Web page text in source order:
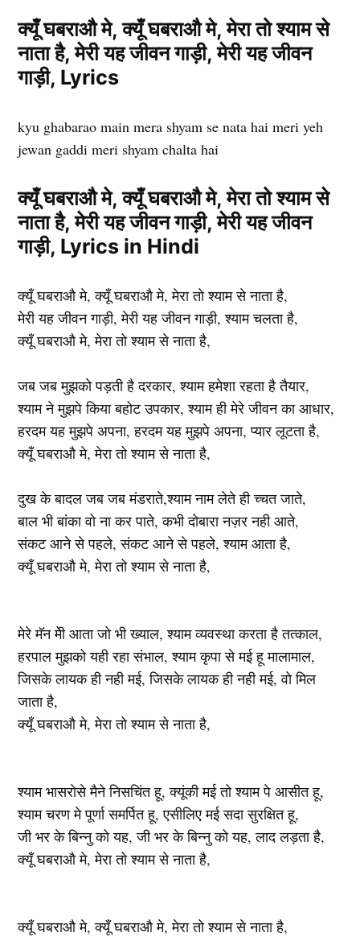
क्यूँ घबराऔ मे, क्यूँ घबराऔ मे, मेरा तो श्याम से
नाता है, मेरी यह जीवन गाड़ी, मेरी यह जीवन
गाड़ी, Lyrics
kyu ghabarao main mera shyam se nata hai meri yeh
jewan gaddi meri shyam chalta hai
क्यूँ घबराऔ मे, क्यूँ घबराऔ मे, मेरा तो श्याम से
नाता है, मेरी यह जीवन गाड़ी, मेरी यह जीवन
गाड़ी, Lyrics in Hindi
क्यूँ घबराऔ मे, क्यूँ घबराऔ मे, मेरा तो श्याम से नाता है,
मेरी यह जीवन गाड़ी, मेरी यह जीवन गाड़ी, श्याम चलता है,
क्यूँ घबराऔ मे, मेरा तो श्याम से नाता है,
जब जब मुझको पड़ती है दरकार, श्याम हमेशा रहता है तैयार,
श्याम ने मुझपे किया बहोट उपकार, श्याम ही मेरे जीवन का आधार,
हरदम यह मुझपे अपना, हरदम यह मुझपे अपना, प्यार लूटता है,
क्यूँ घबराऔ मे, मेरा तो श्याम से नाता है,
दुख के बादल जब जब मंडराते,श्याम नाम लेते ही च्चत जाते,
बाल भी बांका वो ना कर पाते, कभी दोबारा नज़र नही आते,
संकट आने से पहले, संकट आने से पहले, श्याम आता है,
क्यूँ घबराऔ मे, मेरा तो श्याम से नाता है,
मेरे मॅन मेी आता जो भी ख्याल, श्याम व्यवस्था करता है तत्काल,
हरपाल मुझको यही रहा संभाल, श्याम कृपा से मई हू मालामाल,
जिसके लायक ही नही मई, जिसके लायक ही नही मई, वो मिल
जाता है,
क्यूँ घबराऔ मे, मेरा तो श्याम से नाता है,
श्याम भासरोसे मैने निसचिंत हू, क्यूंकी मई तो श्याम पे आसीत हू,
श्याम चरण मे पूर्णा समर्पित हू, एसीलिए मई सदा सुरक्षित हू,
जी भर के बिन्नु को यह, जी भर के बिन्नु को यह, लाद लड़ता है,
क्यूँ घबराऔ मे, मेरा तो श्याम से नाता है,
क्यूँ घबराऔ मे, क्यूँ घबराऔ मे, मेरा तो श्याम से नाता है,